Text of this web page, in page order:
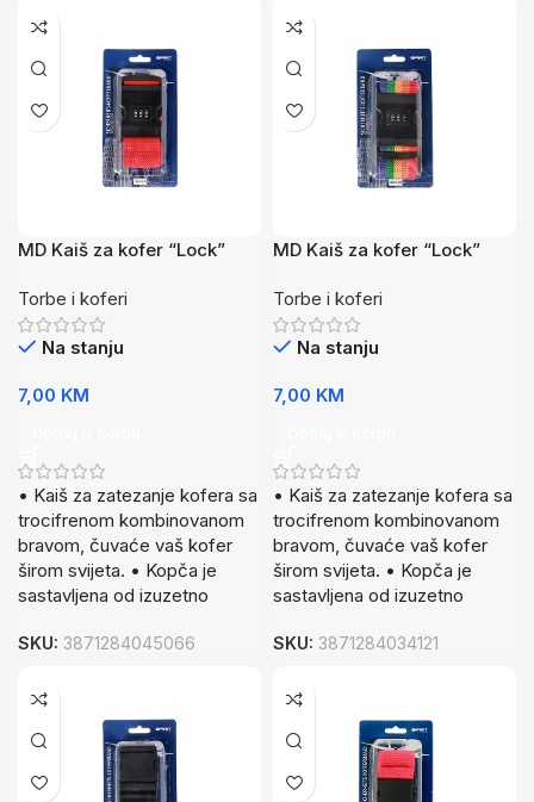
MD Kaiš za kofer “Lock”
Torbe i koferi
Na stanju
7,00 KM
• Kaiš za zatezanje kofera sa
trocifrenom kombinovanom
bravom, čuvaće vaš kofer
širom svijeta. • Kopča je
sastavljena od izuzetno
SKU: 3871284045066
MD Kaiš za kofer “Lock”
Torbe i koferi
Na stanju
7,00 KM
• Kaiš za zatezanje kofera sa
trocifrenom kombinovanom
bravom, čuvaće vaš kofer
širom svijeta. • Kopča je
sastavljena od izuzetno
SKU: 3871284034121